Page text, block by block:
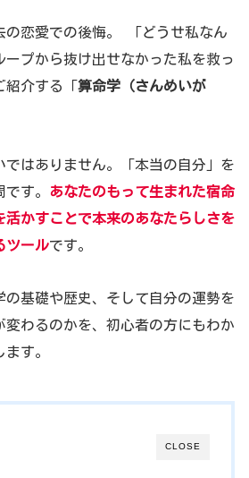
の恋愛での後悔。 「どうせ私なん
ープから抜け出せなかった私を救っ
紹介する「算命学（さんめいが
ではありません。「本当の自分」を
す。 あなたのもって生まれた宿命
活かすことで本来のあなたらしさを
ツールです。
の基礎や歴史、そして自分の運勢を
変わるのかを、初心者の方にもわか
す。
CLOSE